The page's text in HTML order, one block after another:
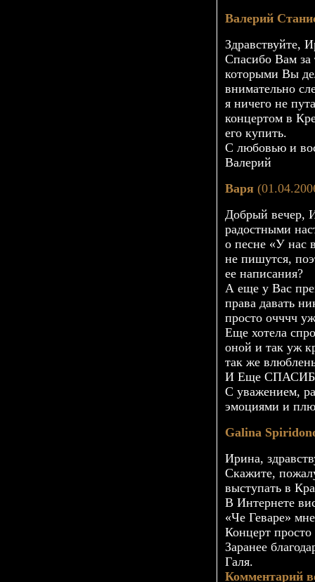
Валерий
Здравствуйте,
Cпасибо Вам за
которыми Вы
внимательно
я ничего не
концертом в
его купить.
С любовью и
Валерий
Варя
Добрый вечер,
радостными
о песне «У нас
не пишутся,
ее написания?
А еще у Вас
права давать
просто очччч
Еще хотела
оной и так уж
так же
И Еще
С уважением,
эмоциями и
Galina
Ирина,
Скажите,
выступать в
В Интернете
«Че Геваре»
Концерт просто
Заранее
Галя.
Комментарий